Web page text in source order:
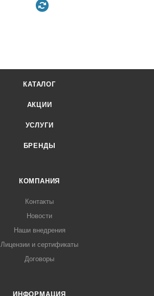
КАТАЛОГ
АКЦИИ
УСЛУГИ
БРЕНДЫ
КОМПАНИЯ
Контакты
Новости
Наши внедрения
Лицензии и сертификаты
Договоры
ИНФОРМАЦИЯ